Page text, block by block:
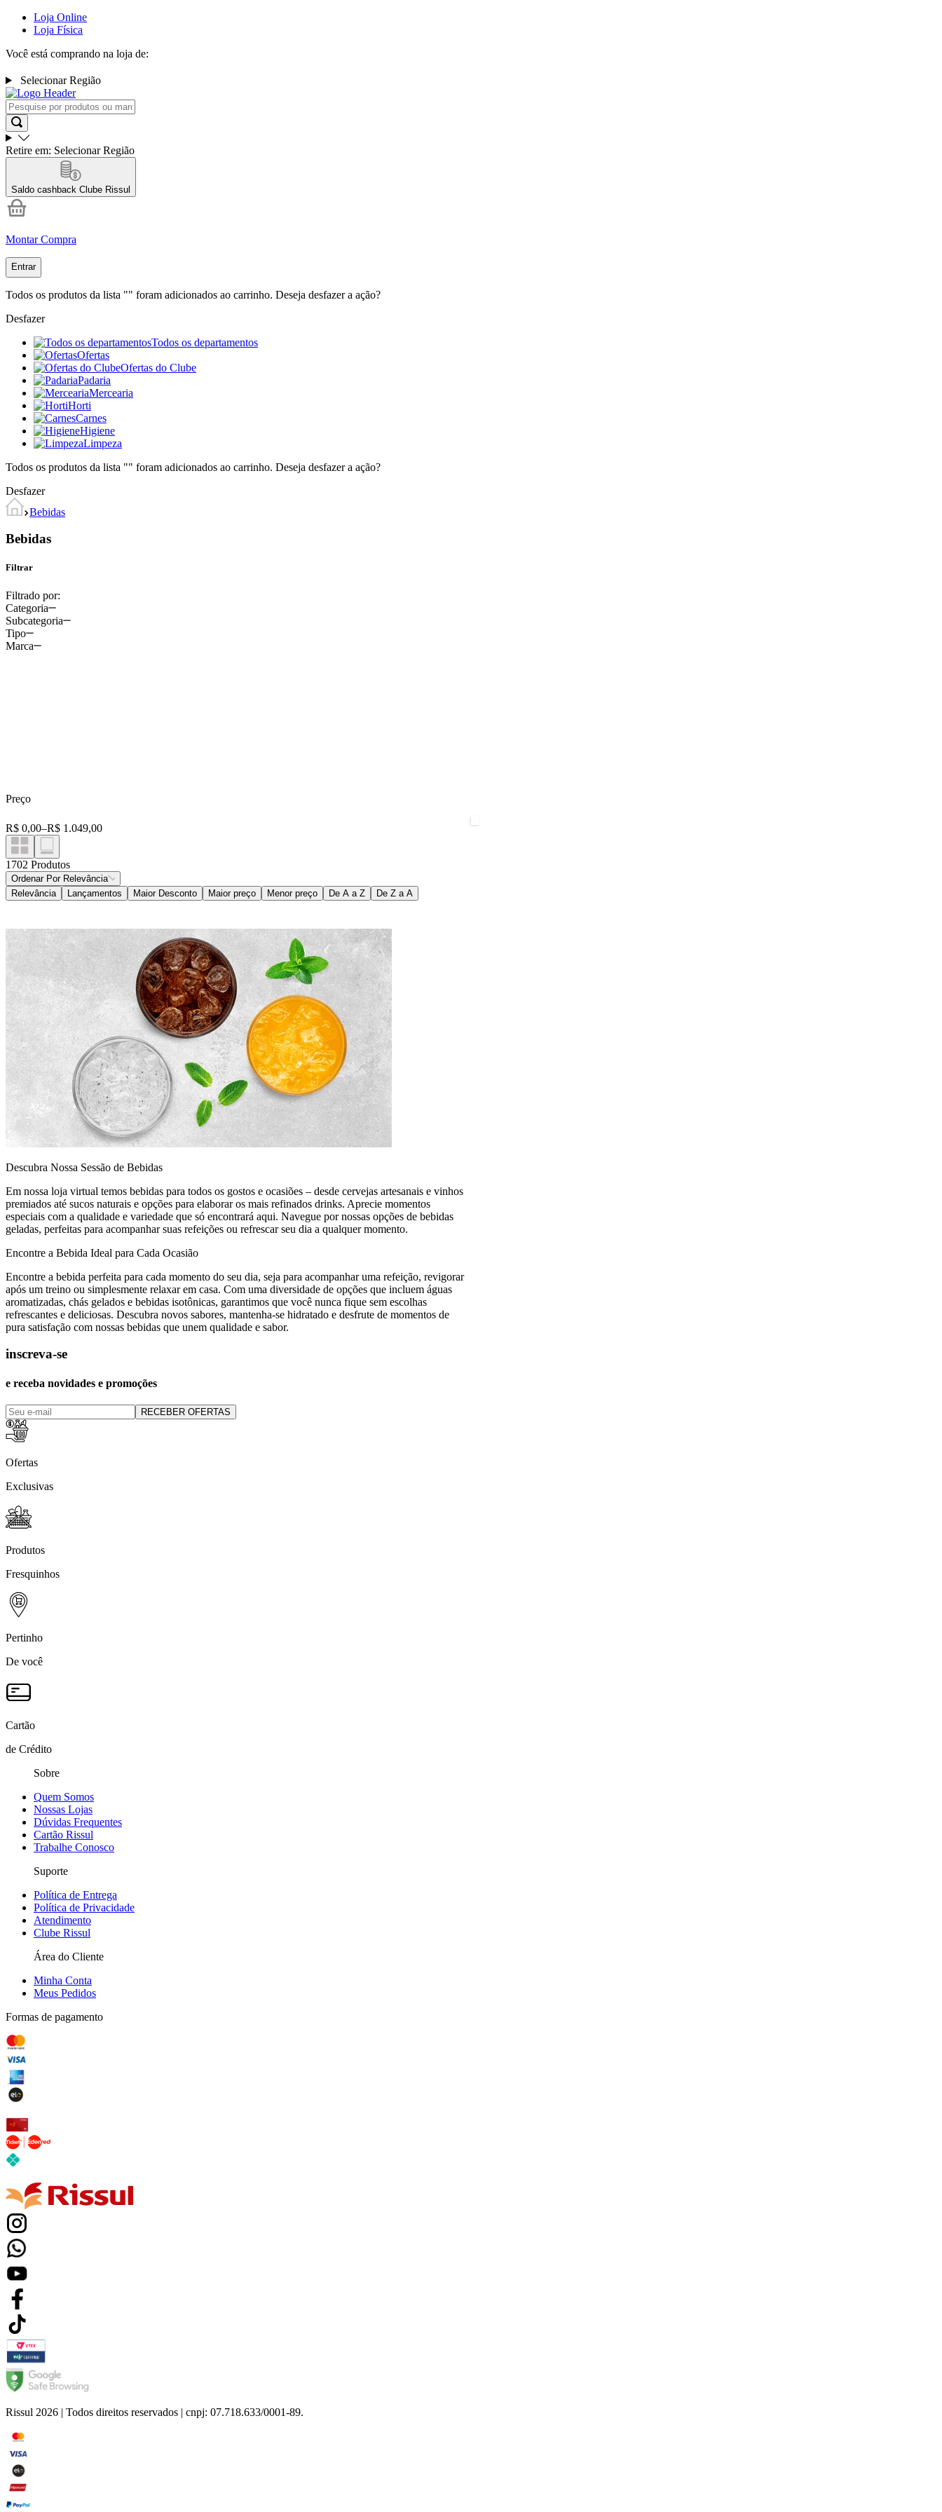
Loja Online
Loja Física
Você está comprando na loja de:
Selecionar Região
Retire em: Selecionar Região
Saldo cashback Clube Rissul
Montar Compra
Entrar
Todos os produtos da lista "" foram adicionados ao carrinho. Deseja desfazer a ação?
Desfazer
Todos os departamentos
Ofertas
Ofertas do Clube
Padaria
Mercearia
Horti
Carnes
Higiene
Limpeza
Todos os produtos da lista "" foram adicionados ao carrinho. Deseja desfazer a ação?
Desfazer
Bebidas
Bebidas
Filtrar
Filtrado por:
Categoria
Bebidas Alcoólicas
Subcategoria
Vinhos
Funcionais
Água Mineral
Refrescos Em Pó
Tipo
Marca
Preço
R$ 0,00–R$ 1.049,00
1702 Produtos
Ordenar Por Relevância
Relevância
Lançamentos Maior Desconto Maior preço Menor preço De A a Z De Z a A
Descubra Nossa Sessão de Bebidas
Em nossa loja virtual temos bebidas para todos os gostos e ocasiões – desde cervejas artesanais e vinhos
premiados até sucos naturais e opções para elaborar os mais refinados drinks. Aprecie momentos
especiais com a qualidade e variedade que só encontrará aqui. Navegue por nossas opções de bebidas
geladas, perfeitas para acompanhar suas refeições ou refrescar seu dia a qualquer momento.
Encontre a Bebida Ideal para Cada Ocasião
Encontre a bebida perfeita para cada momento do seu dia, seja para acompanhar uma refeição, revigorar
após um treino ou simplesmente relaxar em casa. Com uma diversidade de opções que incluem águas
aromatizadas, chás gelados e bebidas isotônicas, garantimos que você nunca fique sem escolhas
refrescantes e deliciosas. Descubra novos sabores, mantenha-se hidratado e desfrute de momentos de
pura satisfação com nossas bebidas que unem qualidade e sabor.
inscreva-se
e receba novidades e promoções
RECEBER OFERTAS
Ofertas
Exclusivas
Produtos
Fresquinhos
Pertinho
De você
Cartão
de Crédito
Sobre
Quem Somos
Nossas Lojas
Dúvidas Frequentes
Cartão Rissul
Trabalhe Conosco
Suporte
Política de Entrega
Política de Privacidade
Atendimento
Clube Rissul
Área do Cliente
Minha Conta
Meus Pedidos
Formas de pagamento
Rissul 2026 | Todos direitos reservados | cnpj: 07.718.633/0001-89.